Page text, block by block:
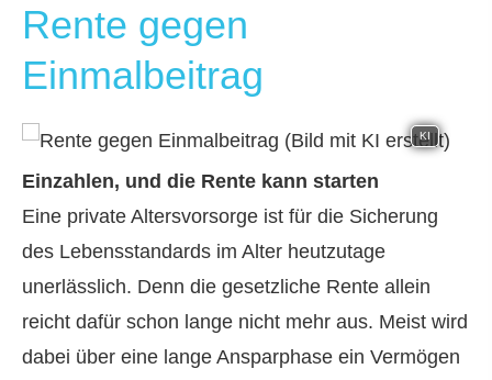
Rente gegen
Einmalbeitrag
KI
Einzahlen, und die Rente kann starten
Eine private Alters­vorsorge ist für die Sicherung
des Lebensstandards im Alter heutzutage
unerlässlich. Denn die gesetzliche Rente allein
reicht dafür schon lange nicht mehr aus. Meist wird
dabei über eine lange Ansparphase ein Vermögen